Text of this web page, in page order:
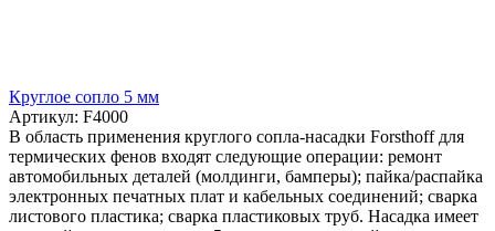
Круглое сопло 5 мм
Артикул: F4000
В область применения круглого сопла-насадки Forsthoff для
термических фенов входят следующие операции: ремонт
автомобильных деталей (молдинги, бамперы); пайка/распайка
электронных печатных плат и кабельных соединений; сварка
листового пластика; сварка пластиковых труб. Насадка имеет